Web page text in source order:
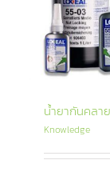
น้ำยากันคลา
Knowledge